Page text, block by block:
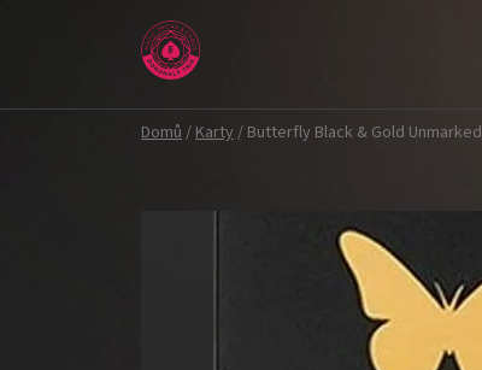
Domů/Karty/ Butterfly Black & Gold Unmarked